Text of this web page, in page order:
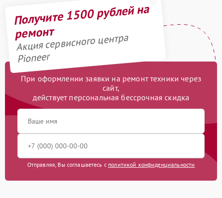
Получите 1500 рублей на
ремонт
Акция сервисного центра
Pioneer
При оформлении заявки на ремонт техники через
сайт,
действует персональная бессрочная скидка
Отправляя, Вы соглашаетесь с политикой конфиденциальности